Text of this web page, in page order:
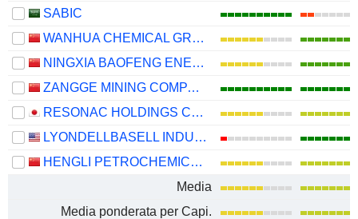
SABIC
WANHUA CHEMICAL GROUP CO., LTD.
NINGXIA BAOFENG ENERGY GROUP CO., LTD.
ZANGGE MINING COMPANY LIMITED
RESONAC HOLDINGS CORPORATION
LYONDELLBASELL INDUSTRIES N.V.
HENGLI PETROCHEMICAL CO.,LTD.
Media
Media ponderata per Capi.